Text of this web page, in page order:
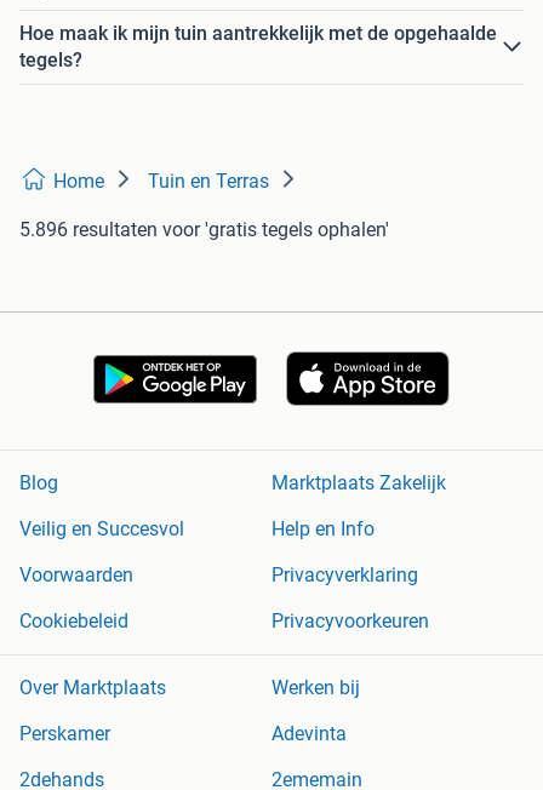
Hoe maak ik mijn tuin aantrekkelijk met de opgehaalde
tegels?
Home Tuin en Terras
5.896 resultaten voor 'gratis tegels ophalen'
Blog
Marktplaats Zakelijk
Veilig en Succesvol
Help en Info
Voorwaarden
Privacyverklaring
Cookiebeleid
Privacyvoorkeuren
Over Marktplaats
Werken bij
Perskamer
Adevinta
2dehands
2ememain